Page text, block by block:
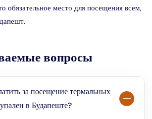
обязательное место для посещения всем,
вопросы
за посещение термальных
в Будапеште?